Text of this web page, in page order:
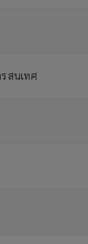
สนเทศ